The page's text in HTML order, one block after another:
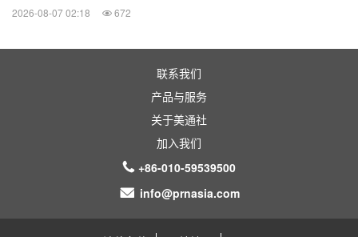
2026-08-07 02:18 672
联系我们
产品与服务
关于美通社
加入我们
+86-010-59539500
info@prnasia.com